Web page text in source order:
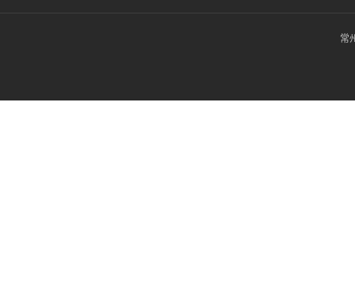
常